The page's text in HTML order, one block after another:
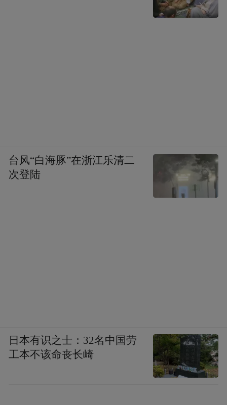
地，很多艰难险阻，希望是在前面的，希望
pictures and audios if any) is uploaded and posted
by the user of Dafeng Hao, which is a social media
platform and merely provides information storage
台风“白海豚”在浙江乐清二
次登陆
日本有识之士：32名中国劳
工本不该命丧长崎